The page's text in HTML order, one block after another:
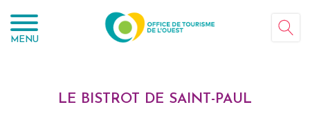
MENU
LE BISTROT DE SAINT-PAUL